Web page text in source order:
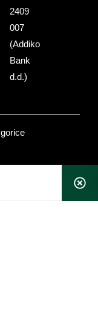
2409
007
(Addiko
Bank
d.d.)